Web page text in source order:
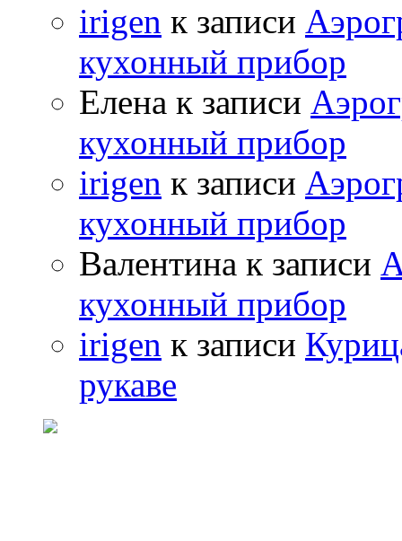
irigen к записи
кухонный прибор
Елена к записи
кухонный прибор
irigen к записи
кухонный прибор
Валентина к записи
кухонный прибор
irigen к записи
рукаве